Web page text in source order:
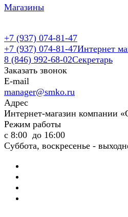
Магазины
+7 (937) 074-81-47
+7 (937) 074-81-47Интернет
8 (846) 992-68-02Секретарь
Заказать звонок
E-mail
manager@smko.ru
Адрес
Интернет-магазин компании
Режим работы
с 8:00 до 16:00
Суббота, воскресенье -